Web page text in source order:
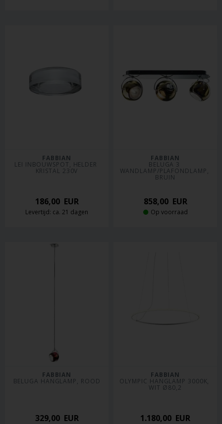
FABBIAN
LEI INBOUWSPOT, HELDER
KRISTAL 230V
186,00EUR
Levertijd: ca. 21 dagen
FABBIAN
BELUGA 3
WANDLAMP/PLAFONDLAMP,
BRUIN
858,00EUR
Op voorraad
FABBIAN
BELUGA HANGLAMP, ROOD
329,00EUR
FABBIAN
OLYMPIC HANGLAMP 3000K,
WIT Ø80,2
1.180,00 EUR